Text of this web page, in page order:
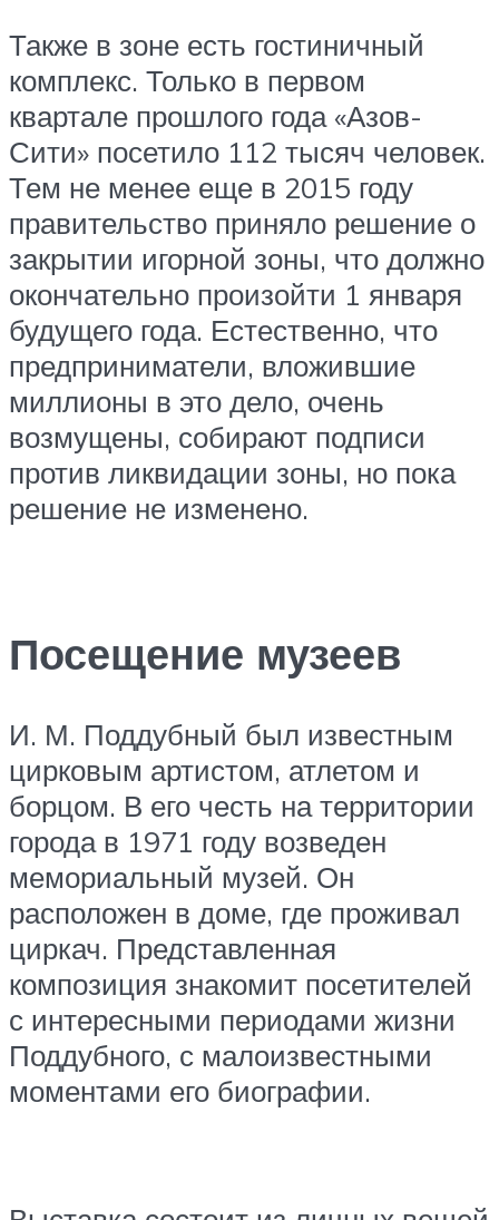
Также в зоне есть гостиничный
комплекс. Только в первом
квартале прошлого года «Азов-
Сити» посетило 112 тысяч человек.
Тем не менее еще в 2015 году
правительство приняло решение о
закрытии игорной зоны, что должно
окончательно произойти 1 января
будущего года. Естественно, что
предприниматели, вложившие
миллионы в это дело, очень
возмущены, собирают подписи
против ликвидации зоны, но пока
решение не изменено.
Посещение музеев
И. М. Поддубный был известным
цирковым артистом, атлетом и
борцом. В его честь на территории
города в 1971 году возведен
мемориальный музей. Он
расположен в доме, где проживал
циркач. Представленная
композиция знакомит посетителей
с интересными периодами жизни
Поддубного, с малоизвестными
моментами его биографии.